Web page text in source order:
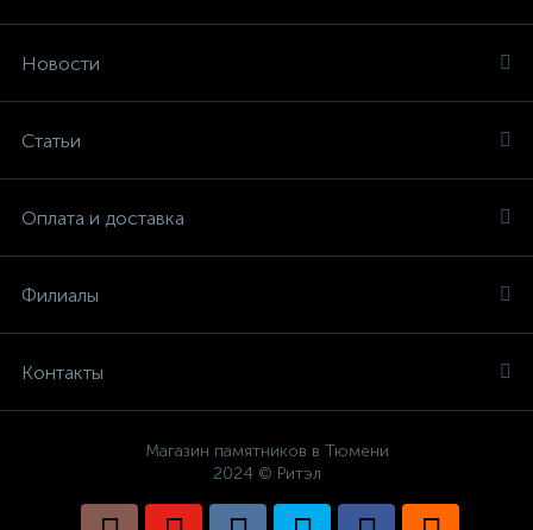
Новости
Статьи
Оплата и доставка
Филиалы
Контакты
Магазин памятников в Тюмени
2024 © Ритэл